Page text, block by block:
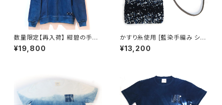
数量限定【再入荷】 紺碧の手
[天然藍染スウェット] XL・2XL
※職人手染め
¥19,800
かすり糸使用 [藍染手編み ショ
ルダーバッグ] 久留米絣 藍染 池
田絣工房
¥13,200